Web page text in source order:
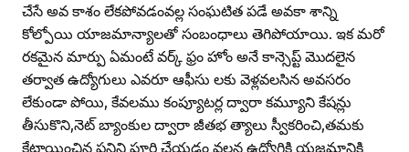
చేసే అవ కాశం లేకపోవడంవల్ల సంఘటిత పడే అవకా శాన్ని
కోల్పోయి యాజమాన్యాలతో సంబంధాలు తెగిపోయాయి. ఇక మరో
రకమైన మార్పు ఏమంటే వర్క్‌ ఫ్రం హోం అనే కాన్సెప్ట్‌ మొదలైన
తర్వాత ఉద్యోగులు ఎవరూ ఆఫీసు లకు వెళ్లవలసిన అవసరం
లేకుండా పోయి, కేవలము కంప్యూటర్ల ద్వారా కమ్యూని కేషన్లు
తీసుకొని,నెట్‌ బ్యాంకుల ద్వారా జీతభ త్యాలు స్వీకరించి,తమకు
కేటాయించిన పనిని పూర్తి చేయడం వలన ఉద్యోగికి యజమానికి